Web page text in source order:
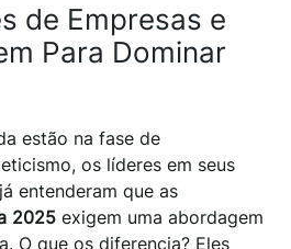
de Empresas e
Para Dominar
estão na fase de
os líderes em seus
entenderam que as
2025 exigem uma abordagem
O que os diferencia? Eles